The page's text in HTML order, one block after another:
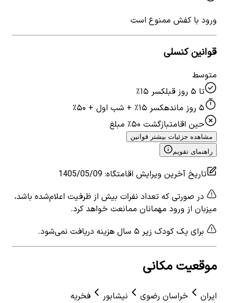
ورود با کفش ممنوع است
قوانین کنسلی
متوسط
تا ۵ روز قبل
کسر ۱۵٪
۵ روز مانده
کسر ۱۵٪ + شب اول + ۵۰٪
حین اقامتبازگشت ۵۰٪ مبلغ
مشاهده جزئیات بیشتر قوانین
راهنمای تقویم
تاریخ آخرین ویرایش اقامتگاه:
1405/05/09
در صورتی که تعداد نفرات بیش از ظرفیت اعلام‌شده باشد،
میزبان از ورود مهمانان ممانعت خواهد کرد.
برای یک کودک زیر ۵ سال هزینه دریافت نمی‌شود.
موقعیت مکانی
ایران خراسان رضوی نیشابور
فخریه